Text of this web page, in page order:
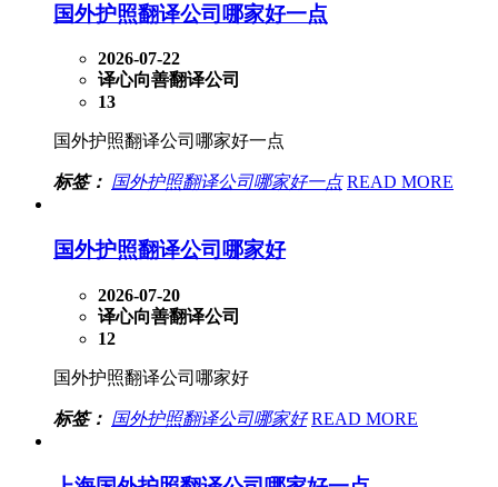
国外护照翻译公司哪家好一点
2026-07-22
译心向善翻译公司
13
国外护照翻译公司哪家好一点
标签： 国外护照翻译公司哪家好一点 READ MORE
国外护照翻译公司哪家好
2026-07-20
译心向善翻译公司
12
国外护照翻译公司哪家好
标签： 国外护照翻译公司哪家好 READ MORE